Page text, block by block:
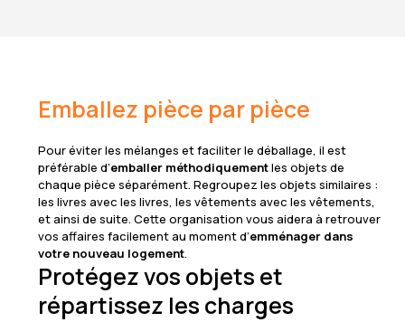
Emballez pièce par pièce
Pour éviter les mélanges et faciliter le déballage, il est
préférable d’emballer méthodiquementles objets de
chaque pièce séparément. Regroupez les objets similaires :
les livres avec les livres, les vêtements avec les vêtements,
et ainsi de suite. Cette organisation vous aidera à retrouver
vos affaires facilement au moment d’emménager dans
votre nouveau logement.
Protégez vos objets et
répartissez les charges